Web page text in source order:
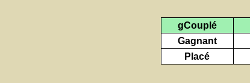
gCouplé
Gagnant
Placé